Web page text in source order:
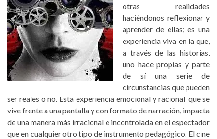
otras realidades
haciéndonos reflexionar y
aprender de ellas; es una
experiencia viva en la que,
a través de las historias,
uno hace propias y parte
de sí una serie de
circunstancias que pueden
ser reales o no. Esta experiencia emocional y racional, que se
vive frente a una pantalla y con formato de narración, impacta
de una manera más irracional e incontrolada en el espectador
que en cualquier otro tipo de instrumento pedagógico. El cine